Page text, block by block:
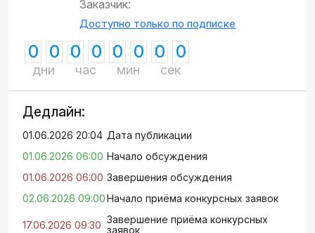
Заказчик:
Доступно только по подписке
0 0
дни
0 0
час
0 0
мин
0 0
сек
Дедлайн:
01.06.2026 20:04 Дата публикации
01.06.2026 06:00 Начало обсуждения
01.06.2026 06:00 Завершения обсуждения
02.06.2026 09:00Начало приёма конкурсных заявок
17.06.2026 09:30 Завершение приёма конкурсных
заявок